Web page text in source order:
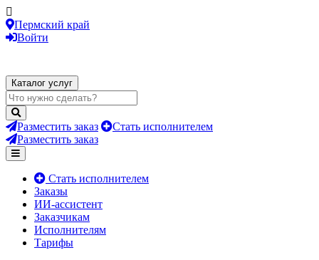
Пермский край
Войти
Каталог услуг
Разместить заказ
Стать исполнителем
Разместить заказ
Стать исполнителем
Заказы
ИИ-ассистент
Заказчикам
Исполнителям
Тарифы